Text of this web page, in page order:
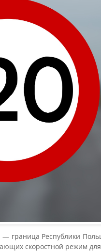
Республики
скоростной режим